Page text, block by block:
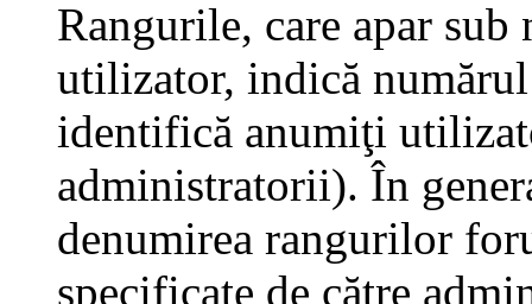
Rangurile, care apar sub
utilizator, indică numărul
identifică anumiţi
administratorii). În
denumirea rangurilor
specificate de către